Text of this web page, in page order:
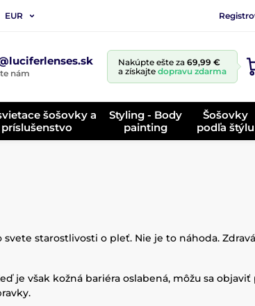
EUR
nám
Nakúpte ešte za 69,99 €
a získajte dopravu zdarma
šošovky a
príslušenstvo
Styling - Body
painting
Šošovky
podľa štýlu
starostlivosti o pleť. Nie je to náhoda.
je však kožná bariéra oslabená, môžu sa